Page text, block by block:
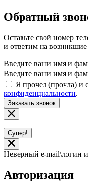
Обратный
Оставьте свой номер
и ответим на
Введите ваши имя и
Введите ваши имя и
Я прочел (прочла) и
конфиденциальности.
Заказать звонок
Супер!
Неверный e-mail\логин
Авторизация